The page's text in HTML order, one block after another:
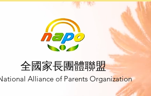
全國家長團體聯盟
Alliance of Parents Organization